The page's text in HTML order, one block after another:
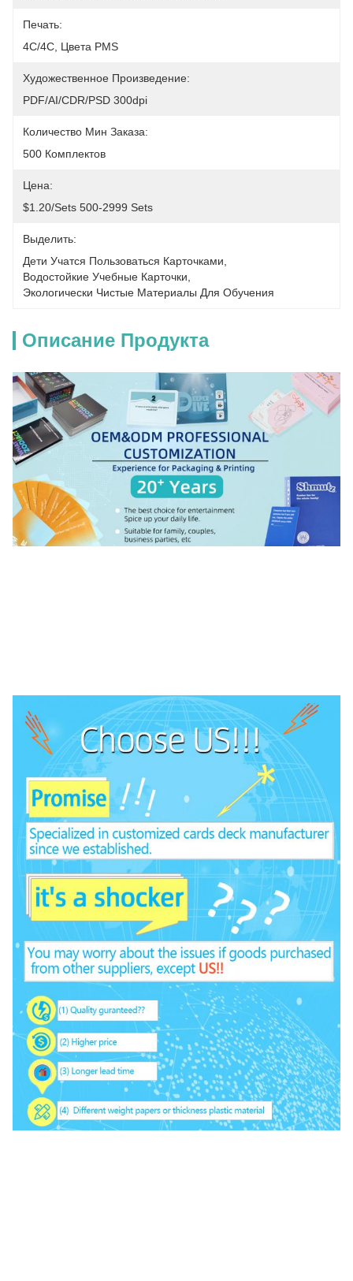
Печать:
4C/4C, Цвета PMS
Художественное Произведение:
PDF/AI/CDR/PSD 300dpi
Количество Мин Заказа:
500 Комплектов
Цена:
$1.20/sets 500-2999 Sets
Выделить:
Дети Учатся Пользоваться Карточками
Водостойкие Учебные Карточки
Экологически Чистые Материалы Для Обучения
Описание Продукта